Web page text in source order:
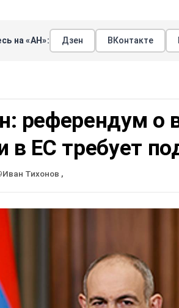
на «АН»: Дзен ВКонтакте
референдум о
в ЕС требует
Иван Тихонов ,